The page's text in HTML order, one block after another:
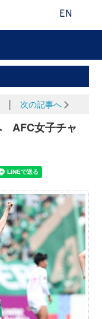
EN
次の記事へ
AFC女子チャ